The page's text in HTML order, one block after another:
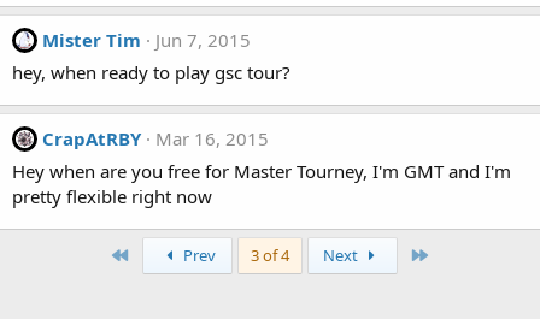
Mister Tim
Jun 7, 2015
hey, when ready to play gsc tour?
CrapAtRBY
Mar 16, 2015
Hey when are you free for Master Tourney, I'm GMT and I'm
pretty flexible right now
Prev 3 of 4 Next